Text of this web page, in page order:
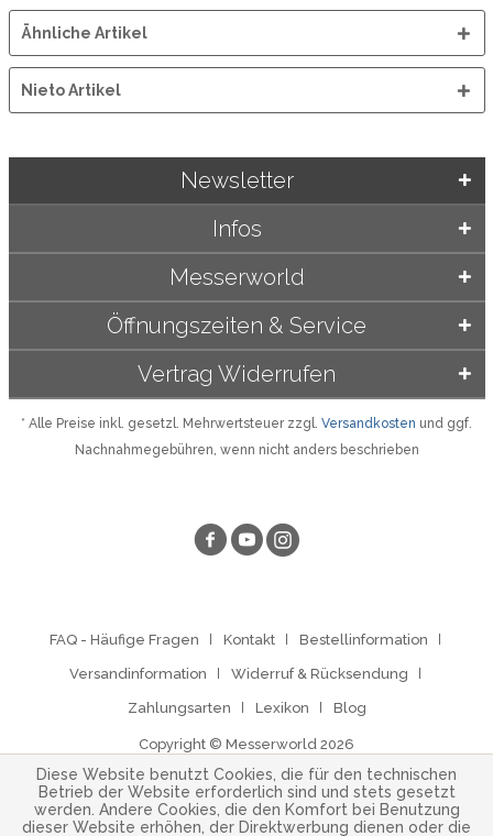
Ähnliche Artikel
Nieto Artikel
Öffnungszeiten & Service
Infos
Messerworld
Newsletter
Vertrag Widerrufen
* Alle Preise inkl. gesetzl. Mehrwertsteuer zzgl. Versandkosten und ggf.
Nachnahmegebühren, wenn nicht anders beschrieben
FAQ - Häufige Fragen Kontakt Bestellinformation
Versandinformation Widerruf & Rücksendung
Zahlungsarten Lexikon Blog
Copyright © Messerworld 2026
Diese Website benutzt Cookies, die für den technischen
Betrieb der Website erforderlich sind und stets gesetzt
werden. Andere Cookies, die den Komfort bei Benutzung
dieser Website erhöhen, der Direktwerbung dienen oder die